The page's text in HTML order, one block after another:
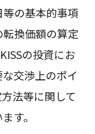
の基本的事項
換価額の算定
の投資にお
交渉上のポイ
法等に関して
す。